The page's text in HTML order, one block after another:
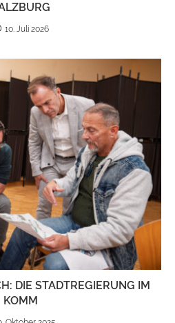
10. Juli 2026
DIE STADT­RE­GIE­RUNG IM
KOMM